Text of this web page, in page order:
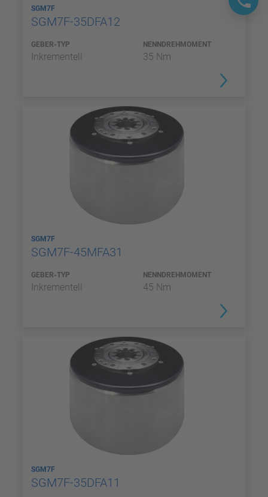
SGM7F
SGM7F-35DFA12
GEBER-TYP
Inkrementell
NENNDREHMOMENT
35 Nm
SGM7F
SGM7F-45MFA31
GEBER-TYP
Inkrementell
NENNDREHMOMENT
45 Nm
SGM7F
SGM7F-35DFA11